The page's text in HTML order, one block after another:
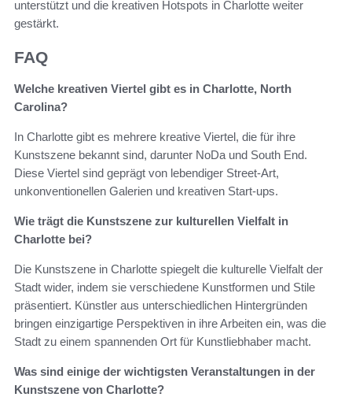
unterstützt und die kreativen Hotspots in Charlotte weiter
gestärkt.
FAQ
Welche kreativen Viertel gibt es in Charlotte, North
Carolina?
In Charlotte gibt es mehrere kreative Viertel, die für ihre
Kunstszene bekannt sind, darunter NoDa und South End.
Diese Viertel sind geprägt von lebendiger Street-Art,
unkonventionellen Galerien und kreativen Start-ups.
Wie trägt die Kunstszene zur kulturellen Vielfalt in
Charlotte bei?
Die Kunstszene in Charlotte spiegelt die kulturelle Vielfalt der
Stadt wider, indem sie verschiedene Kunstformen und Stile
präsentiert. Künstler aus unterschiedlichen Hintergründen
bringen einzigartige Perspektiven in ihre Arbeiten ein, was die
Stadt zu einem spannenden Ort für Kunstliebhaber macht.
Was sind einige der wichtigsten Veranstaltungen in der
Kunstszene von Charlotte?